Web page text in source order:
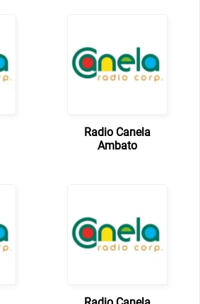
Radio Canela
Ambato